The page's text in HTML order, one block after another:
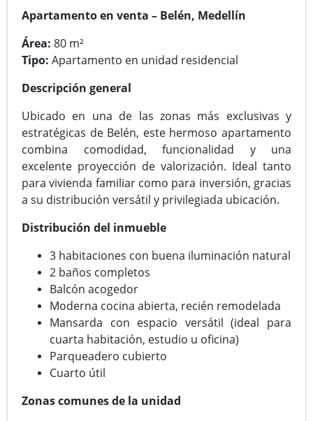
Apartamento en venta – Belén, Medellín
Área: 80 m²
Tipo: Apartamento en unidad residencial
Descripción general
Ubicado en una de las zonas más exclusivas y
estratégicas de Belén, este hermoso apartamento
combina comodidad, funcionalidad y una
excelente proyección de valorización. Ideal tanto
para vivienda familiar como para inversión, gracias
a su distribución versátil y privilegiada ubicación.
Distribución del inmueble
3 habitaciones con buena iluminación natural
2 baños completos
Balcón acogedor
Moderna cocina abierta, recién remodelada
Mansarda con espacio versátil (ideal para
cuarta habitación, estudio u oficina)
Parqueadero cubierto
Cuarto útil
Zonas comunes de la unidad